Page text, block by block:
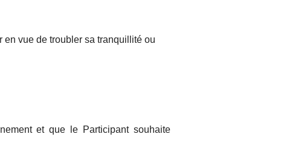
vue de troubler sa tranquillité ou
et que le Participant souhaite